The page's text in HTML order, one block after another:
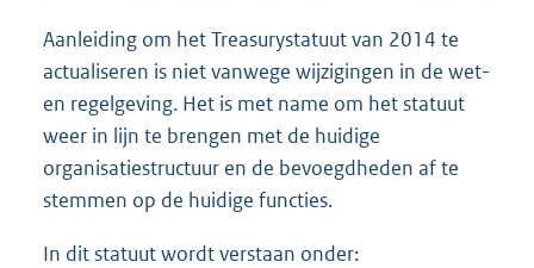
Aanleiding om het Treasurystatuut van 2014 te
actualiseren is niet vanwege wijzigingen in de wet-
en regelgeving. Het is met name om het statuut
weer in lijn te brengen met de huidige
organisatiestructuur en de bevoegdheden af te
stemmen op de huidige functies.
In dit statuut wordt verstaan onder: